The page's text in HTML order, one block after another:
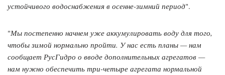
устойчивого водоснабжения в осенне-зимний период".
"Мы постепенно начнем уже аккумулировать воду для того,
чтобы зимой нормально пройти. У нас есть планы — нам
сообщает РусГидро о вводе дополнительных агрегатов —
нам нужно обеспечить три-четыре агрегата нормальной